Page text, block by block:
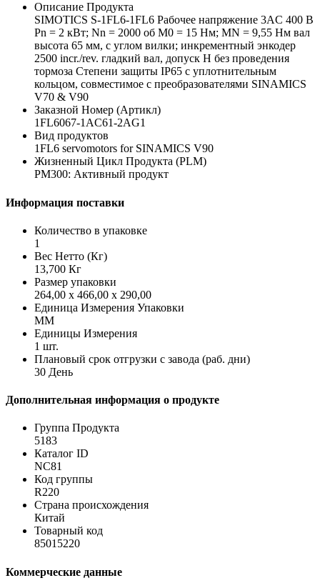
Описание Продукта
SIMOTICS S-1FL6-1FL6 Рабочее напряжение 3AC 400 В
Pn = 2 кВт; Nn = 2000 об М0 = 15 Нм; MN = 9,55 Нм вал
высота 65 мм, с углом вилки; инкрементный энкодер
2500 incr./rev. гладкий вал, допуск Н без проведения
тормоза Степени защиты IP65 с уплотнительным
кольцом, совместимое с преобразователями SINAMICS
V70 & V90
Заказной Номер (Артикл)
1FL6067-1AC61-2AG1
Вид продуктов
1FL6 servomotors for SINAMICS V90
Жизненный Цикл Продукта (PLM)
PM300: Активный продукт
Информация поставки
Количество в упаковке
1
Вес Нетто (Кг)
13,700 Кг
Размер упаковки
264,00 x 466,00 x 290,00
Единица Измерения Упаковки
MM
Единицы Измерения
1 шт.
Плановый срок отгрузки с завода (раб. дни)
30 День
Дополнительная информация о продукте
Группа Продукта
5183
Каталог ID
NC81
Код группы
R220
Страна происхождения
Китай
Товарный код
85015220
Коммерческие данные